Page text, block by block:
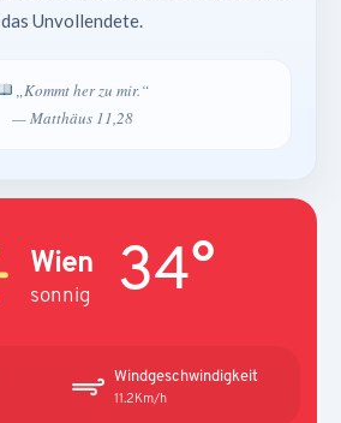
das Unvollendete.
„Kommt her zu mir.“
— Matthäus 11,28
Wien
sonnig 34°
Windgeschwindigkeit
11.2Km/h